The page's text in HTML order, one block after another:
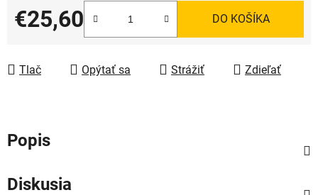
€25,60
Jednotková cena:
DO KOŠÍKA
Tlač Opýtať sa Strážiť Zdieľať
Popis
Diskusia